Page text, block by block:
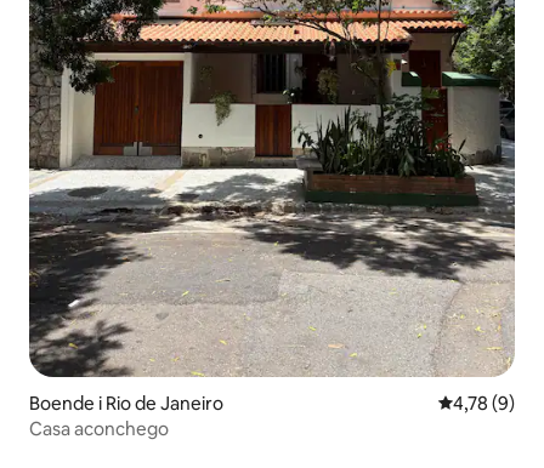
Boende i Rio de Janeiro 4,78 av 5 i
4,78 (9)
Casa aconchego